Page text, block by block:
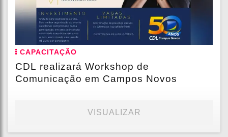
CAPACITAÇÃO
CDL realizará Workshop de
Comunicação em Campos Novos
VISUALIZAR